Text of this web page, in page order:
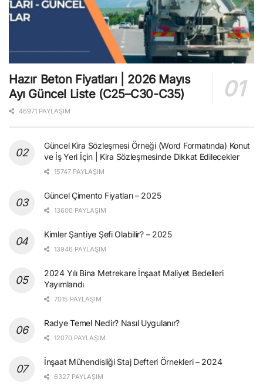
Hazır Beton Fiyatları | 2026 Mayıs
Ayı Güncel Liste (C25–C30-C35)
46971 PAYLAŞIM
Güncel Kira Sözleşmesi Örneği (Word Formatında) Konut
ve İş Yeri İçin | Kira Sözleşmesinde Dikkat Edilecekler
15747 PAYLAŞIM
Güncel Çimento Fiyatları – 2025
13600 PAYLAŞIM
Kimler Şantiye Şefi Olabilir? – 2025
13946 PAYLAŞIM
2024 Yılı Bina Metrekare İnşaat Maliyet Bedelleri
Yayımlandı
7015 PAYLAŞIM
Radye Temel Nedir? Nasıl Uygulanır?
12070 PAYLAŞIM
İnşaat Mühendisliği Staj Defteri Örnekleri – 2024
6327 PAYLAŞIM